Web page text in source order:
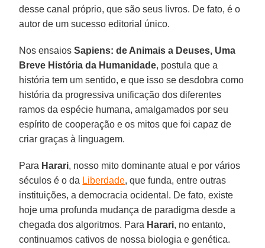
desse canal próprio, que são seus livros. De fato, é o
autor de um sucesso editorial único.
Nos ensaiosSapiens: de Animais a Deuses, Uma
Breve História da Humanidade, postula que a
história tem um sentido, e que isso se desdobra como
história da progressiva unificação dos diferentes
ramos da espécie humana, amalgamados por seu
espírito de cooperação e os mitos que foi capaz de
criar graças à linguagem.
Para Harari, nosso mito dominante atual e por vários
séculos é o da Liberdade, que funda, entre outras
instituições, a democracia ocidental. De fato, existe
hoje uma profunda mudança de paradigma desde a
chegada dos algoritmos. Para Harari, no entanto,
continuamos cativos de nossa biologia e genética.